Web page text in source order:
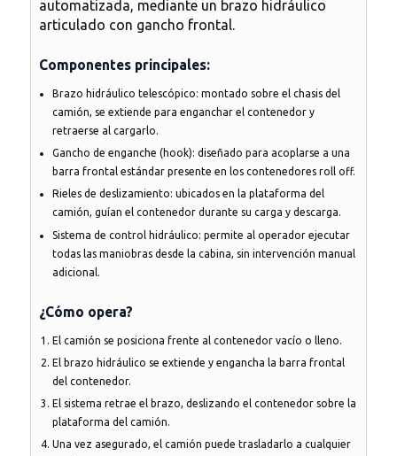
automatizada, mediante un brazo hidráulico
articulado con gancho frontal.
Componentes principales:
Brazo hidráulico telescópico: montado sobre el chasis del
camión, se extiende para enganchar el contenedor y
retraerse al cargarlo.
Gancho de enganche (hook): diseñado para acoplarse a una
barra frontal estándar presente en los contenedores roll off.
Rieles de deslizamiento: ubicados en la plataforma del
camión, guían el contenedor durante su carga y descarga.
Sistema de control hidráulico: permite al operador ejecutar
todas las maniobras desde la cabina, sin intervención manual
adicional.
¿Cómo opera?
El camión se posiciona frente al contenedor vacío o lleno.
El brazo hidráulico se extiende y engancha la barra frontal
del contenedor.
El sistema retrae el brazo, deslizando el contenedor sobre la
plataforma del camión.
Una vez asegurado, el camión puede trasladarlo a cualquier